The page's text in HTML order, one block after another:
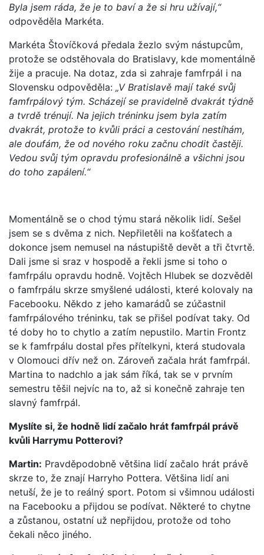
Byla jsem ráda, že je to baví a že si hru užívají,“
odpověděla Markéta.
Markéta Štovíčková předala žezlo svým nástupcům,
protože se odstěhovala do Bratislavy, kde momentálně
žije a pracuje. Na dotaz, zda si zahraje famfrpál i na
Slovensku odpověděla: „V Bratislavě mají také svůj
famfrpálový tým. Scházejí se pravidelně dvakrát týdně
a tvrdě trénují. Na jejich tréninku jsem byla zatím
dvakrát, protože to kvůli práci a cestování nestíhám,
ale doufám, že od nového roku začnu chodit častěji.
Vedou svůj tým opravdu profesionálně a všichni jsou
do toho zapálení.“
Momentálně se o chod týmu stará několik lidí. Sešel
jsem se s dvěma z nich. Nepřiletěli na košťatech a
dokonce jsem nemusel na nástupiště devět a tři čtvrtě.
Dali jsme si sraz v hospodě a řekli jsme si toho o
famfrpálu opravdu hodně. Vojtěch Hlubek se dozvěděl
o famfrpálu skrze smyšlené události, které kolovaly na
Facebooku. Někdo z jeho kamarádů se zúčastnil
famfrpálového tréninku, tak se přišel podívat taky. Od
té doby ho to chytlo a zatím nepustilo. Martin Frontz
se k famfrpálu dostal přes přítelkyni, která studovala
v Olomouci dřív než on. Zároveň začala hrát famfrpál.
Martina to nadchlo a jak sám říká, tak se v prvním
semestru těšil nejvíc na to, až si konečně zahraje ten
slavný famfrpál.
Myslíte si, že hodně lidí začalo hrát famfrpál právě
kvůli Harrymu Potterovi?
Martin: Pravděpodobně většina lidí začalo hrát právě
skrze to, že znají Harryho Pottera. Většina lidí ani
netuší, že je to reálný sport. Potom si všimnou události
na Facebooku a přijdou se podívat. Některé to chytne
a zůstanou, ostatní už nepřijdou, protože od toho
čekali něco jiného.